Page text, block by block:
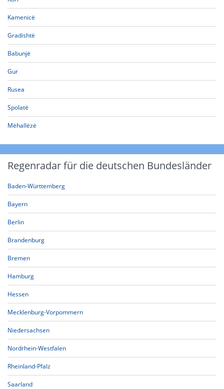
Kamenicë
Gradishtë
Babunjë
Gur
Rusea
Spolatë
Mëhallëzë
Regenradar für die deutschen Bundesländer
Baden-Württemberg
Bayern
Berlin
Brandenburg
Bremen
Hamburg
Hessen
Mecklenburg-Vorpommern
Niedersachsen
Nordrhein-Westfalen
Rheinland-Pfalz
Saarland